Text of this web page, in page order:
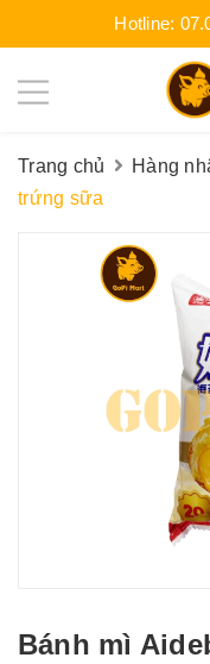
Hotline:
Trang chủ Hàng
trứng sữa
Bánh mì